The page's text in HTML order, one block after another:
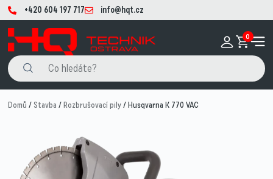
+420 604 197 717 info@hqt.cz
0
Domů /Stavba /Rozbrušovací pily/ Husqvarna K 770 VAC